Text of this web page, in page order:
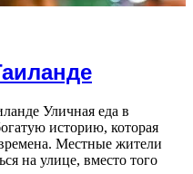
Уличная еда в
историю, которая
Местные жители
на улице, вместо того